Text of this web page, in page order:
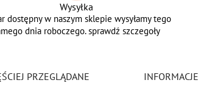
Wysyłka
dostępny w naszym sklepie wysyłamy tego
dnia roboczego. sprawdź szczegoły
PRZEGLĄDANE INFORMACJE